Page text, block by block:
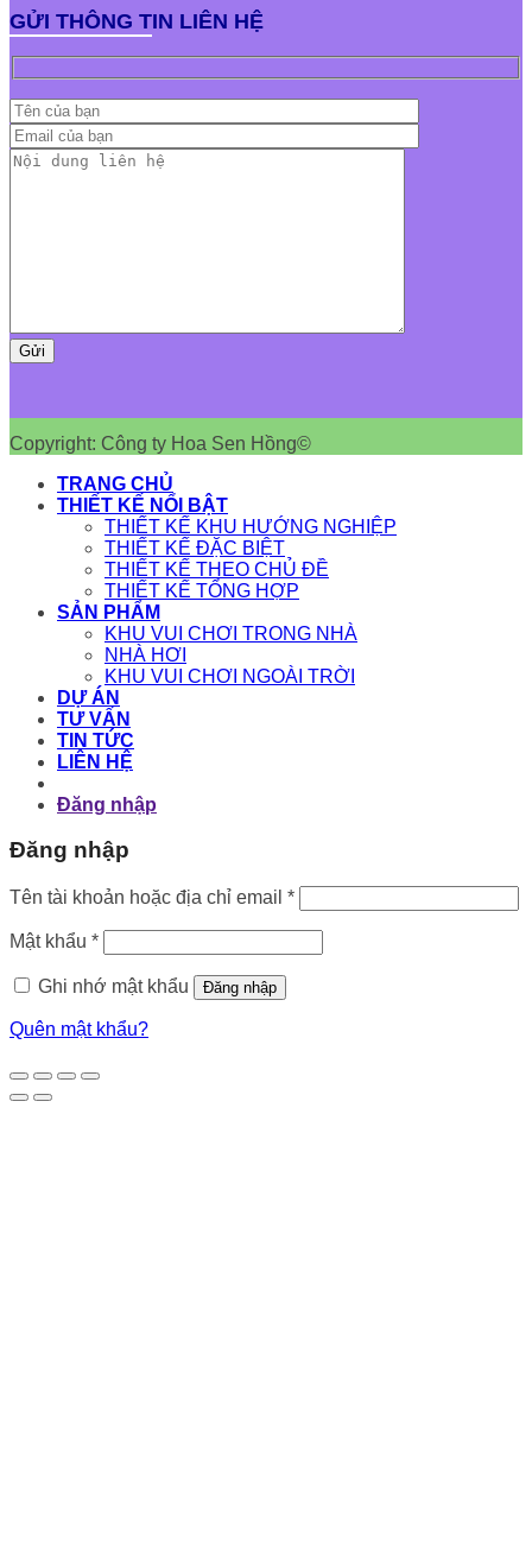
GỬI THÔNG TIN LIÊN HỆ
Copyright: Công ty Hoa Sen Hồng©
TRANG CHỦ
THIẾT KẾ NỔI BẬT
THIẾT KẾ KHU HƯỚNG NGHIỆP
THIẾT KẾ ĐẶC BIỆT
THIẾT KẾ THEO CHỦ ĐỀ
THIẾT KẾ TỔNG HỢP
SẢN PHẨM
KHU VUI CHƠI TRONG NHÀ
NHÀ HƠI
KHU VUI CHƠI NGOÀI TRỜI
DỰ ÁN
TƯ VẤN
TIN TỨC
LIÊN HỆ
Đăng nhập
Đăng nhập
Tên tài khoản hoặc địa chỉ email *Bắt
buộc
Mật khẩu *Bắt
buộc
Ghi nhớ mật khẩu
Đăng nhập
Quên mật khẩu?